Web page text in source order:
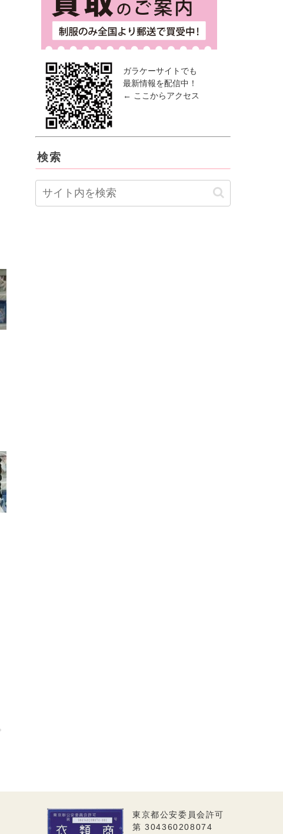
ガラケーサイトでも
最新情報を配信中！
← ここからアクセス
検索
東京都公安委員会許可
第 304360208074